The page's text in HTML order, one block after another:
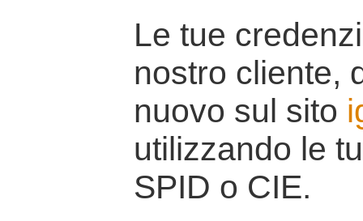
Le tue
nostro cliente,
nuovo sul sito
utilizzando le
SPID o CIE.